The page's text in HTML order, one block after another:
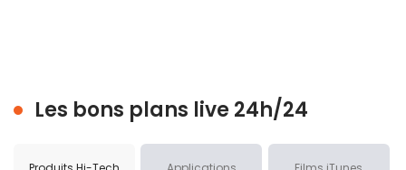
Les bons plans live 24h/24